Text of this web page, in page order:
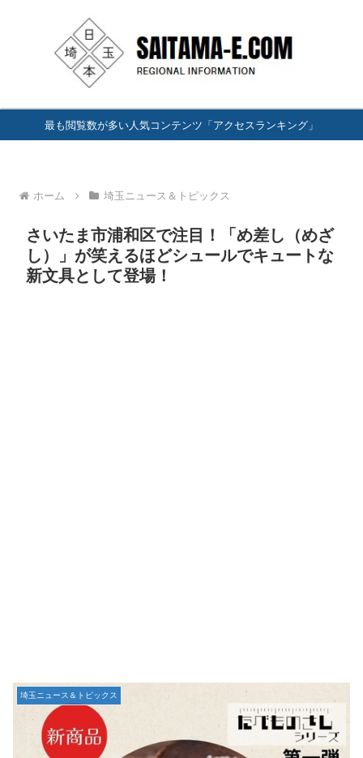
最も閲覧数が多い人気コンテンツ「アクセスランキング」
ホーム 埼玉ニュース＆トピックス
さいたま市浦和区で注目！「め差し（めざ
し）」が笑えるほどシュールでキュートな
新文具として登場！
埼玉ニュース＆トピックス